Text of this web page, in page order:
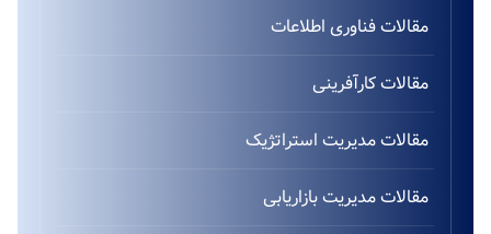
مقالات فناوری اطلاعات
مقالات کارآفرینی
مقالات مدیریت استراتژیک
مقالات مدیریت بازاریابی